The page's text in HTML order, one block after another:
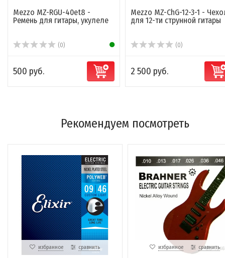
Mezzo MZ-RGU-40et8 -
Ремень для гитары, укулеле
(0)
500 руб.
Mezzo MZ-ChG-12-3-1 -
для 12-ти струнной гитары
(0)
2 500 руб.
Рекомендуем посмотреть
избранное сравнить избранное сравнить